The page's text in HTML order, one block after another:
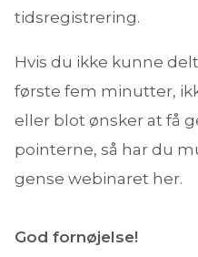
tidsregistrering.
Hvis du ikke kunne
første fem minutter,
eller blot ønsker at få
pointerne, så har du
gense webinaret her.
God fornøjelse!